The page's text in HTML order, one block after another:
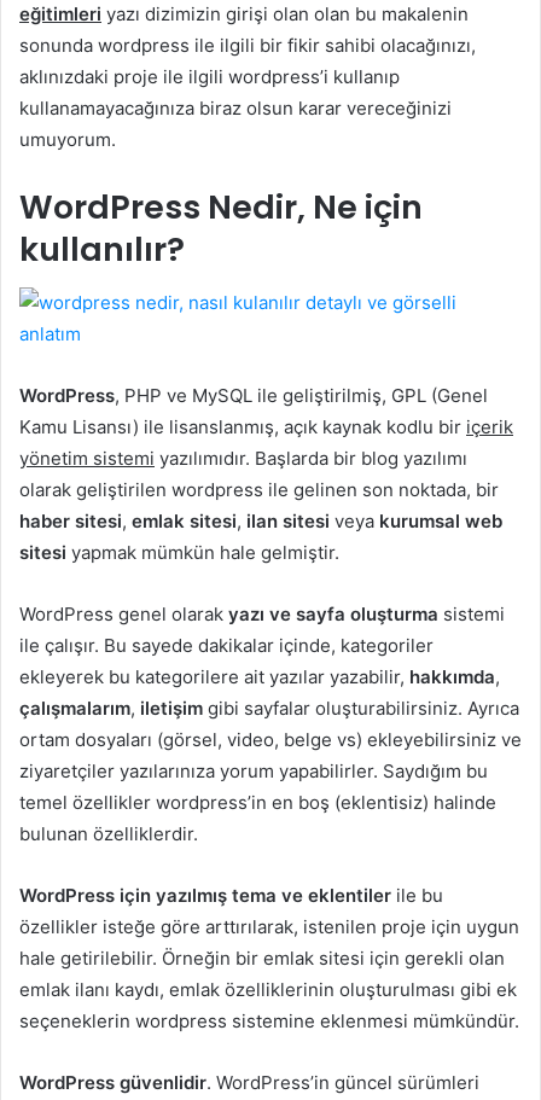
eğitimleri yazı dizimizin girişi olan olan bu makalenin
sonunda wordpress ile ilgili bir fikir sahibi olacağınızı,
aklınızdaki proje ile ilgili wordpress’i kullanıp
kullanamayacağınıza biraz olsun karar vereceğinizi
umuyorum.
WordPress Nedir, Ne için
kullanılır?
WordPress, PHP ve MySQL ile geliştirilmiş, GPL (Genel
Kamu Lisansı) ile lisanslanmış, açık kaynak kodlu bir içerik
yönetim sistemi yazılımıdır. Başlarda bir blog yazılımı
olarak geliştirilen wordpress ile gelinen son noktada, bir
haber sitesi, emlak sitesi, ilan sitesi veya kurumsal web
sitesi yapmak mümkün hale gelmiştir.
WordPress genel olarak yazı ve sayfa oluşturma sistemi
ile çalışır. Bu sayede dakikalar içinde, kategoriler
ekleyerek bu kategorilere ait yazılar yazabilir, hakkımda,
çalışmalarım, iletişim gibi sayfalar oluşturabilirsiniz. Ayrıca
ortam dosyaları (görsel, video, belge vs) ekleyebilirsiniz ve
ziyaretçiler yazılarınıza yorum yapabilirler. Saydığım bu
temel özellikler wordpress’in en boş (eklentisiz) halinde
bulunan özelliklerdir.
WordPress için yazılmış tema ve eklentiler ile bu
özellikler isteğe göre arttırılarak, istenilen proje için uygun
hale getirilebilir. Örneğin bir emlak sitesi için gerekli olan
emlak ilanı kaydı, emlak özelliklerinin oluşturulması gibi ek
seçeneklerin wordpress sistemine eklenmesi mümkündür.
WordPress güvenlidir. WordPress’in güncel sürümleri